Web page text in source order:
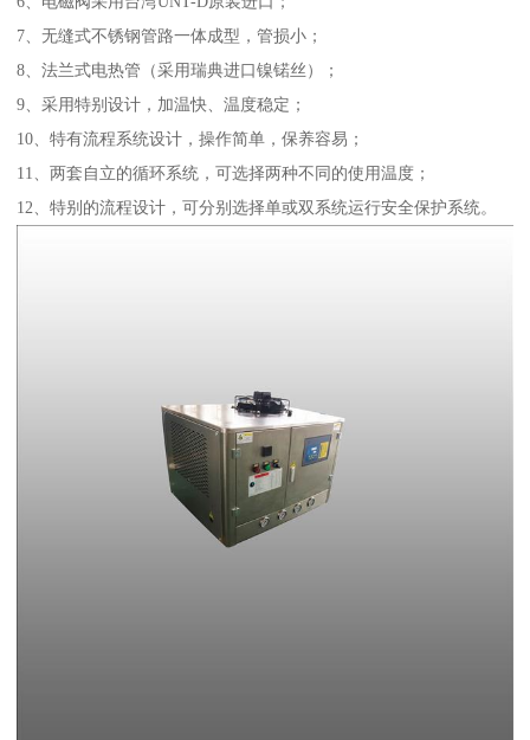
7、无缝式不锈钢管路一体成型，管损小；
8、法兰式电热管（采用瑞典进口镍锘丝）；
9、采用特别设计，加温快、温度稳定；
10、特有流程系统设计，操作简单，保养容易；
11、两套自立的循环系统，可选择两种不同的使用温度；
12、特别的流程设计，可分别选择单或双系统运行安全保护系统。